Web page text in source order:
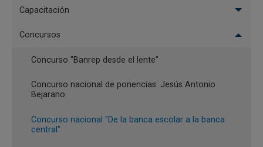
de la República es
estabilidad económica del
Económica
Capacitación
Concursos
Concurso "Banrep desde el lente"
Concurso nacional de ponencias: Jesús Antonio
Bejarano
Concurso nacional "De la banca escolar a la banca
central"